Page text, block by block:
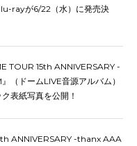
rayが6/22（水）に発売決
TOUR 15th ANNIVERSARY -
ドームLIVE音源アルバム）
表紙写真を公開！
ANNIVERSARY -thanx AAA